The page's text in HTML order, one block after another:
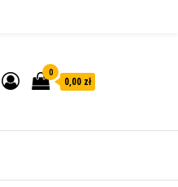
0
0,00 zł